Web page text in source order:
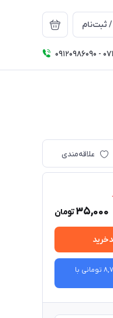
ثبت‌نام
09120986090 -
علاقه‌مندی
35,000تومان
4 قسط ماهانه 8,750 تومانی با